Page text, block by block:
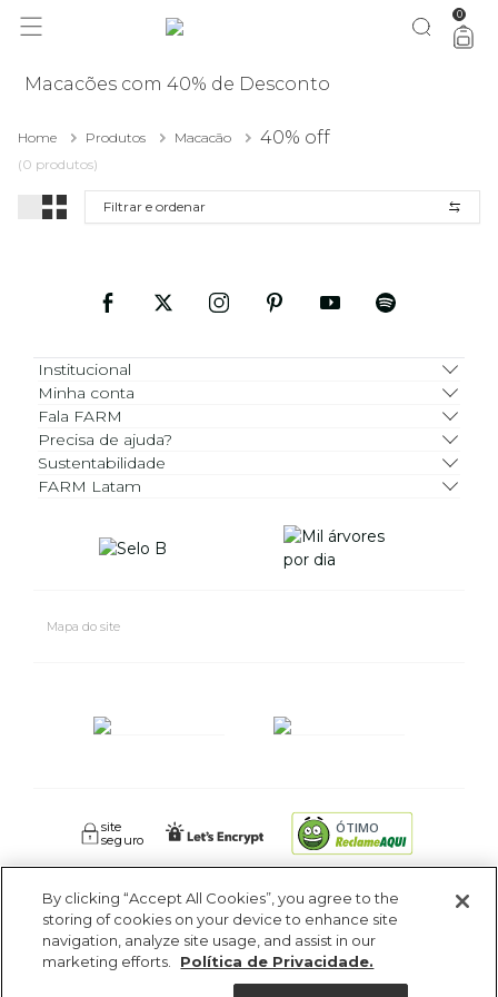
Ajuda?
você merece 30% OFF pra comemorar com a gente aproveita! 0
Macacões com 40% de Desconto
Home Produtos Macacão 40% off
(0 produtos)
Filtrar e ordenar
Institucional
Minha conta
Fala FARM
Precisa de ajuda?
Sustentabilidade
FARM Latam
FARM RIO CIDADE MARAVILHOSA INDUSTRIA E COMERCIO DE
ROUPAS SA. - Av Coronel Phidias Tavora 360, Blc 1 Armazém 1 -
Pavuna - Rio de Janeiro - RJ - CEP: 21535-510. CNPJ: 09.611.669/0005-18
Mapa do site
site
seguro
ÓTIMO
By clicking “Accept All Cookies”, you agree to the
storing of cookies on your device to enhance site
navigation, analyze site usage, and assist in our
marketing efforts.
Política de Privacidade.